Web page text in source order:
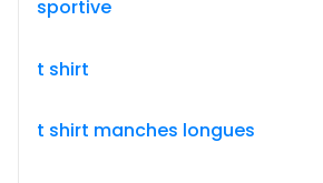
sportive
t shirt
t shirt manches longues